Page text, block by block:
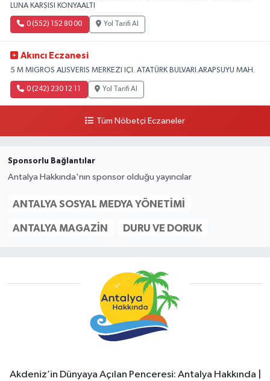
LUNA KARŞISI KONYAALTI
0 (552) 152 80 00 Yol Tarifi Al
Akıncı Eczanesi
5 M MIGROS ALISVERIS MERKEZI IÇI. ATATÜRK BULVARI.ARAPSUYU MAH.
0 (242) 230 12 11 Yol Tarifi Al
Tüm Nöbetçi Eczaneler
Sponsorlu Bağlantılar
Antalya Hakkında'nın sponsor olduğu yayıncılar
ANTALYA SOSYAL MEDYA YÖNETIMI
ANTALYA MAGAZIN DURU VE DORUK
Akdeniz’in Dünyaya Açılan Penceresi: Antalya Hakkında |